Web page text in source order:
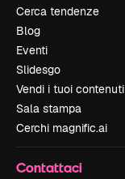
Cerca tendenze
Blog
Eventi
Slidesgo
Vendi i tuoi contenuti
Sala stampa
Cerchi magnific.ai
Contattaci